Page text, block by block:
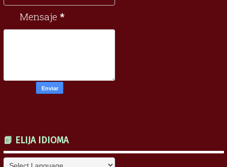
Mensaje *
📗 ELIJA IDIOMA